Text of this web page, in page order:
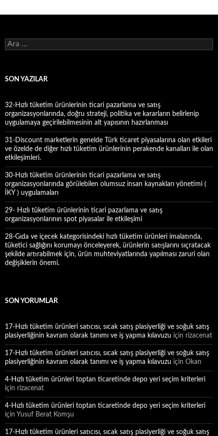
A
r
a
SON YAZILAR
32-Hızlı tüketim ürünlerinin ticari pazarlama ve satış
organizasyonlarında, doğru strateji, politika ve kararların belirlenip
uygulamaya geçirilebilmesinin alt yapısının hazırlanması
31-Discount marketlerin genelde Türk ticaret piyasalarına olan etkileri
ve özelde de diğer hızlı tüketim ürünlerinin perakende kanalları ile olan
etkileşimleri.
30-Hızlı tüketim ürünlerinin ticari pazarlama ve satış
organizasyonlarında görülebilen olumsuz insan kaynakları yönetimi (
İKY ) uygulamaları
29- Hızlı tüketim ürünlerinin ticari pazarlama ve satış
organizasyonlarının spot piyasalar ile etkileşimi
28-Gıda ve içecek kategorisindeki hızlı tüketim ürünleri imalatında,
tüketici sağlığını korumayı önceleyerek, ürünlerin satışlarını sıçratacak
şekilde artırabilmek için, ürün muhteviyatlarında yapılması zaruri olan
değişiklerin önemi.
SON YORUMLAR
17-Hızlı tüketim ürünleri satıcısı, sıcak satış plasiyerliği ve soğuk satış
plasiyerliğinin kavram olarak tanımı ve iş yapma kılavuzu için rizacenat
17-Hızlı tüketim ürünleri satıcısı, sıcak satış plasiyerliği ve soğuk satış
plasiyerliğinin kavram olarak tanımı ve iş yapma kılavuzu için Okan
4-Hızlı tüketim ürünleri toptan ticaretinde depo yeri seçim kriterleri
için rizacenat
4-Hızlı tüketim ürünleri toptan ticaretinde depo yeri seçim kriterleri
için Yusuf Berat Komşu
17-Hızlı tüketim ürünleri satıcısı, sıcak satış plasiyerliği ve soğuk satış